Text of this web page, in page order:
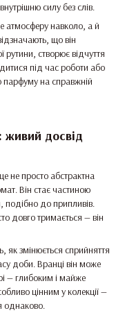
силу без слів.
атмосферу навколо, а й
що він
рутини, створює відчуття
під час роботи або
парфуму на справжній
живий досвід
не просто абстрактна
Він стає частиною
подібно до припливів.
довго тримається — він
як змінюється сприйняття
доби. Вранці він може
— глибоким і майже
цінним у колекції —
однаково.